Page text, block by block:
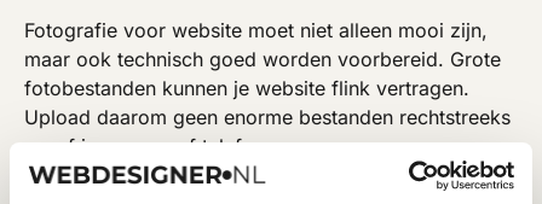
Fotografie voor website moet niet alleen mooi zijn,
maar ook technisch goed worden voorbereid. Grote
fotobestanden kunnen je website flink vertragen.
Upload daarom geen enorme bestanden rechtstreeks
vanaf je camera of telefoon.
Verklein foto’s vooraf, comprimeer ze en gebruik het